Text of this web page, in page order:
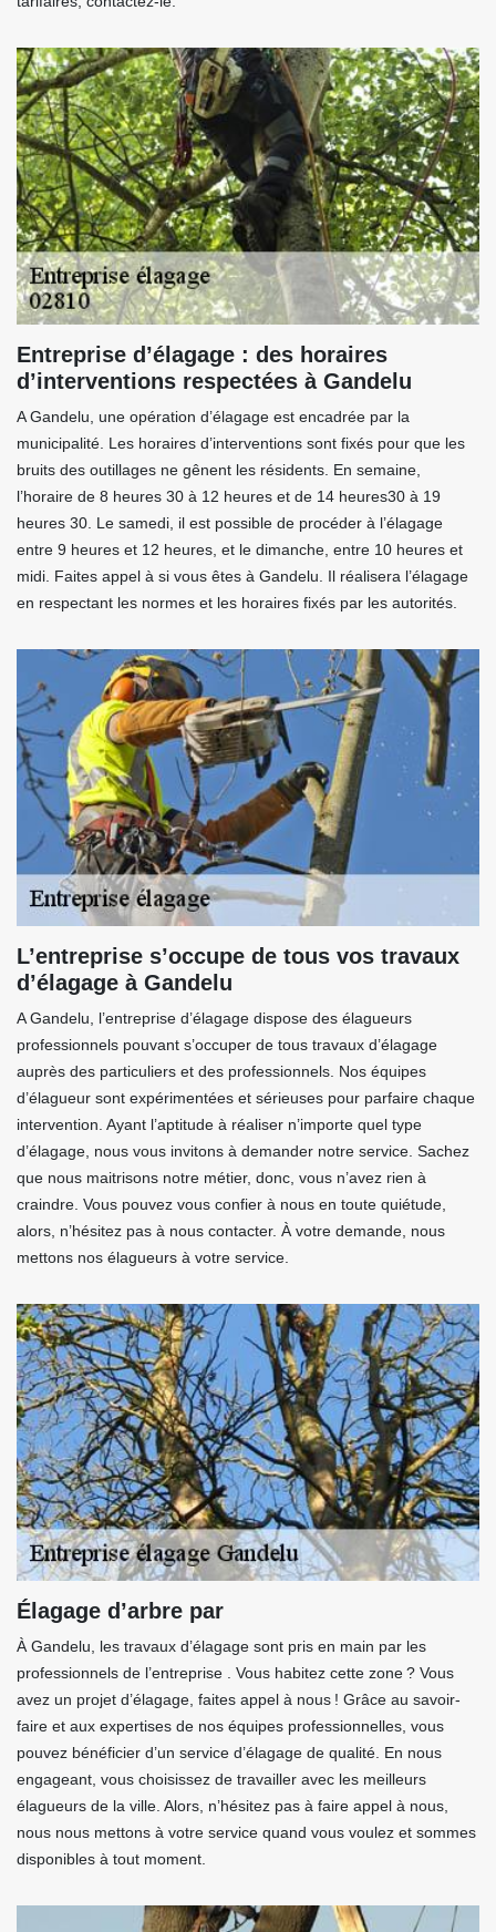
Entreprise d’élagage : des horaires
d’interventions respectées à Gandelu
A Gandelu, une opération d’élagage est encadrée par la
municipalité. Les horaires d’interventions sont fixés pour que les
bruits des outillages ne gênent les résidents. En semaine,
l’horaire de 8 heures 30 à 12 heures et de 14 heures30 à 19
heures 30. Le samedi, il est possible de procéder à l’élagage
entre 9 heures et 12 heures, et le dimanche, entre 10 heures et
midi. Faites appel à si vous êtes à Gandelu. Il réalisera l’élagage
en respectant les normes et les horaires fixés par les autorités.
L’entreprise s’occupe de tous vos travaux
d’élagage à Gandelu
A Gandelu, l’entreprise d’élagage dispose des élagueurs
professionnels pouvant s’occuper de tous travaux d’élagage
auprès des particuliers et des professionnels. Nos équipes
d’élagueur sont expérimentées et sérieuses pour parfaire chaque
intervention. Ayant l’aptitude à réaliser n’importe quel type
d’élagage, nous vous invitons à demander notre service. Sachez
que nous maitrisons notre métier, donc, vous n’avez rien à
craindre. Vous pouvez vous confier à nous en toute quiétude,
alors, n’hésitez pas à nous contacter. À votre demande, nous
mettons nos élagueurs à votre service.
Élagage d’arbre par
À Gandelu, les travaux d’élagage sont pris en main par les
professionnels de l’entreprise . Vous habitez cette zone ? Vous
avez un projet d’élagage, faites appel à nous ! Grâce au savoir-
faire et aux expertises de nos équipes professionnelles, vous
pouvez bénéficier d’un service d’élagage de qualité. En nous
engageant, vous choisissez de travailler avec les meilleurs
élagueurs de la ville. Alors, n’hésitez pas à faire appel à nous,
nous nous mettons à votre service quand vous voulez et sommes
disponibles à tout moment.